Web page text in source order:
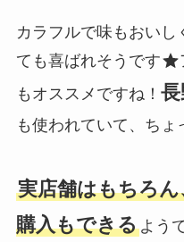
カラフルで味もおいし
ても喜ばれそうです
もオススメですね！
も使われていて、ちょ
実店舗はもちろ
購入もできるよう